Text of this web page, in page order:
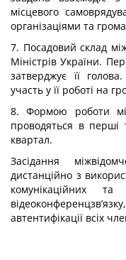
місцевого
організаціями та
7. Посадовий склад
Міністрів України.
затверджує її
участь у її роботі на
8. Формою роботи
проводяться в
квартал.
Засідання
дистанційно з
комунікаційних
автентифікації всіх